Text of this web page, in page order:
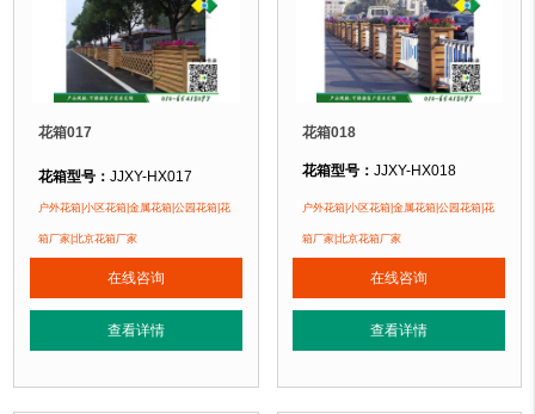
花箱017
花箱型号：JJXY-HX017
花箱规格：可根据客户需求定制！
花箱材质：金属镂空/铝合金/塑木/防腐木
花箱特点：1、花箱不会对环境产生污染。2、花箱在视觉上，线条流畅，外
正在使用该花箱的部分客户：
朝阳某小区、苏州某别墅区、海淀某小区....
户外花箱|小区花箱|金属花箱|公园花箱|花
箱厂家|北京花箱厂家
在线咨询
查看详情
花箱018
花箱型号： JJXY-HX018
花箱规格：可根据客户需求定制！
花箱材质：金属镂空/铝合金/塑木/防
花箱周期：现货花箱 即拍即发
1、花箱不会对环境产生
正在使用该花箱的部分客户：
朝阳某小区、苏州某别墅区、海淀某
户外花箱|小区花箱|金属花箱|公园花箱|花
箱厂家|北京花箱厂家
在线咨询
查看详情